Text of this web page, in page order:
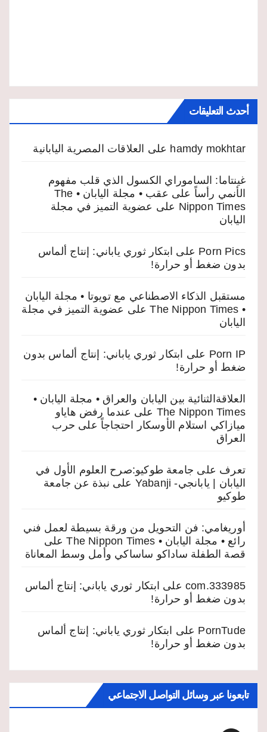
أحدث التعليقات
hamdy mokhtar على العلاقات المصرية اليابانية
غينتاما: الساموراي الكسول الذي قلب مفهوم
الأنمي رأساً على عقب • مجلة اليابان • The
Nippon Times على عضوية التميز في مجلة
اليابان
Porn Pics على ابتكار ثوري ياباني: إنتاج ألماس
بدون ضغط أو حرارة!
مستقبل الذكاء الاصطناعي مع تويوتا • مجلة اليابان
• The Nippon Times
على عضوية التميز في مجلة
اليابان
Porn IP على ابتكار ثوري ياباني: إنتاج ألماس بدون
ضغط أو حرارة!
العلاقةالثنائية بين اليابان والعراق • مجلة اليابان •
The Nippon Times على عندما رفض هاياو
ميازاكي استلام الأوسكار احتجاجاً على حرب
العراق
تعرف على جامعة طوكيو:صرح العلوم الأول في
اليابان | يابانجي- Yabanji
على نبذة عن جامعة
طوكيو
أوريغامي: فن التحويل من ورقة بسيطة لعمل فني
رائع • مجلة اليابان • The Nippon Times
على
قصة الطفلة ساداكو ساساكي وأمل وسط المعاناة
333985.com على ابتكار ثوري ياباني: إنتاج ألماس
بدون ضغط أو حرارة!
PornTude على ابتكار ثوري ياباني: إنتاج ألماس
بدون ضغط أو حرارة!
تابعونا عبر وسائل التواصل الاجتماعي